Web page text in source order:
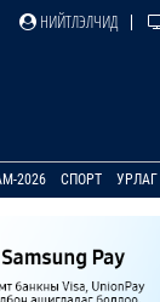
НИЙТЛЭЛЧИД
2026 СПОРТ УРЛАГ